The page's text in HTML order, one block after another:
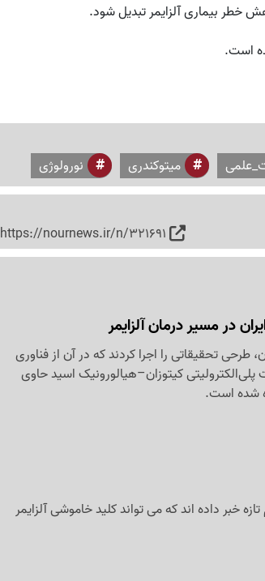
بیماری آلزایمر تبدیل شود.
میتوکندری نورولوژی
https://nournews.ir/n/321691
در مسیر درمان آلزایمر
طرحی تحقیقاتی را اجرا کردند که در آن از فناوری
پلی‌الکترولیتی کیتوزان–هیالورونیک اسید حاوی
شده است.
خبر داده اند که می تواند کلید خاموشی آلزایمر